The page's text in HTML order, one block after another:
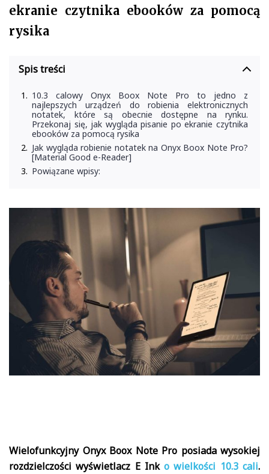
ekranie czytnika ebooków za pomocą
rysika
Spis treści
10.3 calowy Onyx Boox Note Pro to jedno z
najlepszych urządzeń do robienia elektronicznych
notatek, które są obecnie dostępne na rynku.
Przekonaj się, jak wygląda pisanie po ekranie czytnika
ebooków za pomocą rysika
Jak wygląda robienie notatek na Onyx Boox Note Pro?
[Material Good e-Reader]
Powiązane wpisy:
Wielofunkcyjny Onyx Boox Note Pro posiada wysokiej
rozdzielczości wyświetlacz E Inko wielkości 10.3 cali.